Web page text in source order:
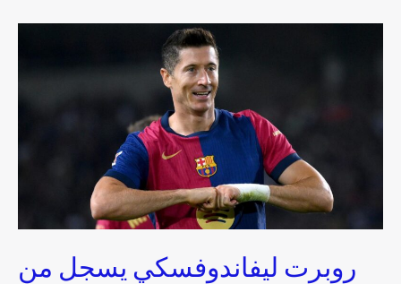
روبرت ليفاندوفسكي يسجل من
ليقود
صدارة
الإسباني